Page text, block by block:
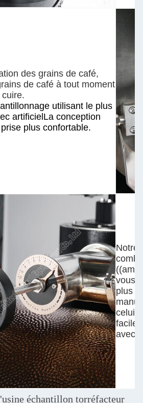
des grains de café,
de café à tout moment
cuire.
utilisant le plus
artificiel La conception
plus confortable.
Notre
vous
plus
celui
avec
échantillon torréfacteur